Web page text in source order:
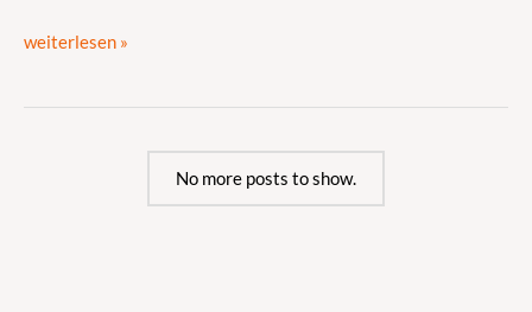
weiterlesen »
No more posts to show.